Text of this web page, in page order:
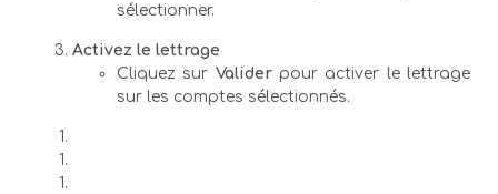
sélectionner.
Activez le lettrage
Cliquez sur Valider pour activer le lettrage
sur les comptes sélectionnés.